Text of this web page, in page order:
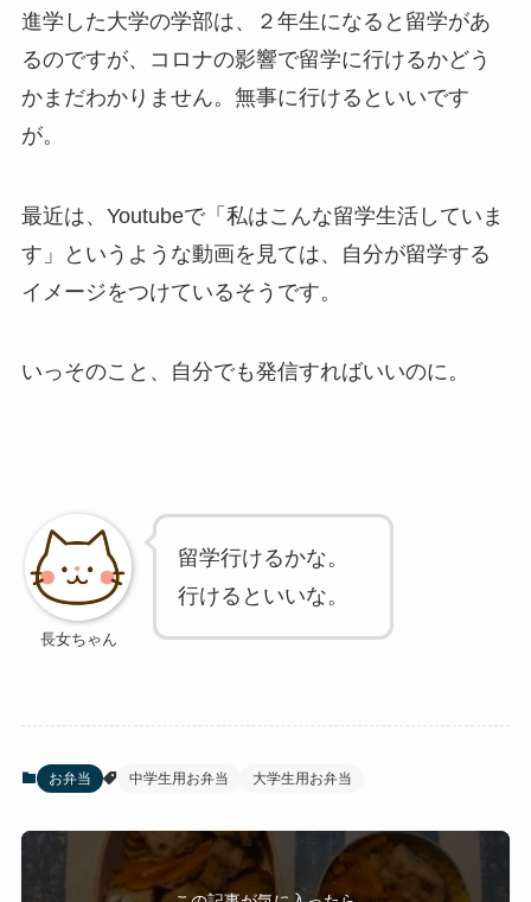
進学した大学の学部は、２年生になると留学があ
るのですが、コロナの影響で留学に行けるかどう
かまだわかりません。無事に行けるといいです
が。
最近は、 Youtubeで「私はこんな留学生活していま
す」というような動画を見ては、自分が留学する
イメージをつけているそうです。
いっそのこと、自分でも発信すればいいのに。
留学行けるかな。
行けるといいな。
お弁当 中学生用お弁当 大学生用お弁当